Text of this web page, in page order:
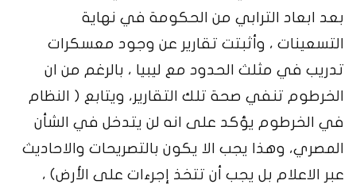
بعد ابعاد الترابي من الحكومة في نهاية
التسعينات ، وأثبتت تقارير عن وجود معسكرات
تدريب في مثلث الحدود مع ليبيا ، بالرغم من ان
الخرطوم تنفي صحة تلك التقارير، ويتابع ( النظام
في الخرطوم يؤكد على انه لن يتدخل في الشأن
المصري، وهذا يجب الا يكون بالتصريحات والاحاديث
عبر الاعلام بل يجب أن تتخذ إجرءات على الأرض) ،